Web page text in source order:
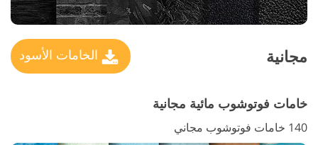
مجانية الخامات الأسود
خامات فوتوشوب مائية مجانية
140 خامات فوتوشوب مجاني